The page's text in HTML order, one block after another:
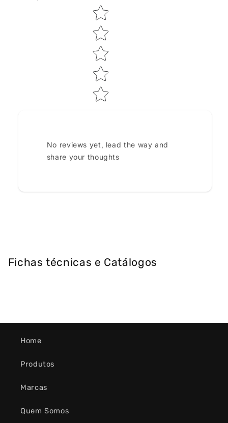
Star rating
No reviews yet, lead the way and
share your thoughts
Fichas técnicas e Catálogos
Home
Produtos
Marcas
Quem Somos